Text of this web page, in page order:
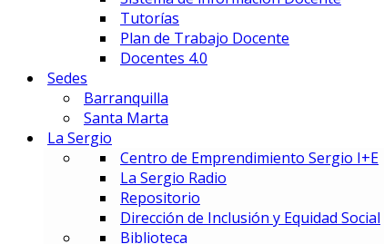
Preparatorio en Teatro
Postgrados
DOCTORADO:
DIN – Doctorado en
MAESTRÍAS:
EMBA – Executive MBA
Tutorías
Plan de Trabajo Docente
Docentes 4.0
Sedes
Barranquilla
Santa Marta
La Sergio
Centro de Emprendimiento Sergio I+E
La Sergio Radio
Repositorio
Dirección de Inclusión y Equidad Social
Biblioteca